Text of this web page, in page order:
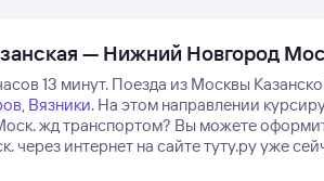
— Нижний Новгород
13 минут. Поезда из Москвы
, Вязники. На этом направлении
жд транспортом? Вы можете
интернет на сайте туту.ру уже